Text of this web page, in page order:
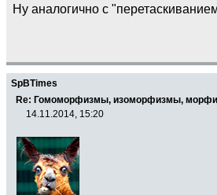
Ну аналогично с
SpBTimes
Re: Гомоморфизмы, изоморфизмы,
14.11.2014, 15:20